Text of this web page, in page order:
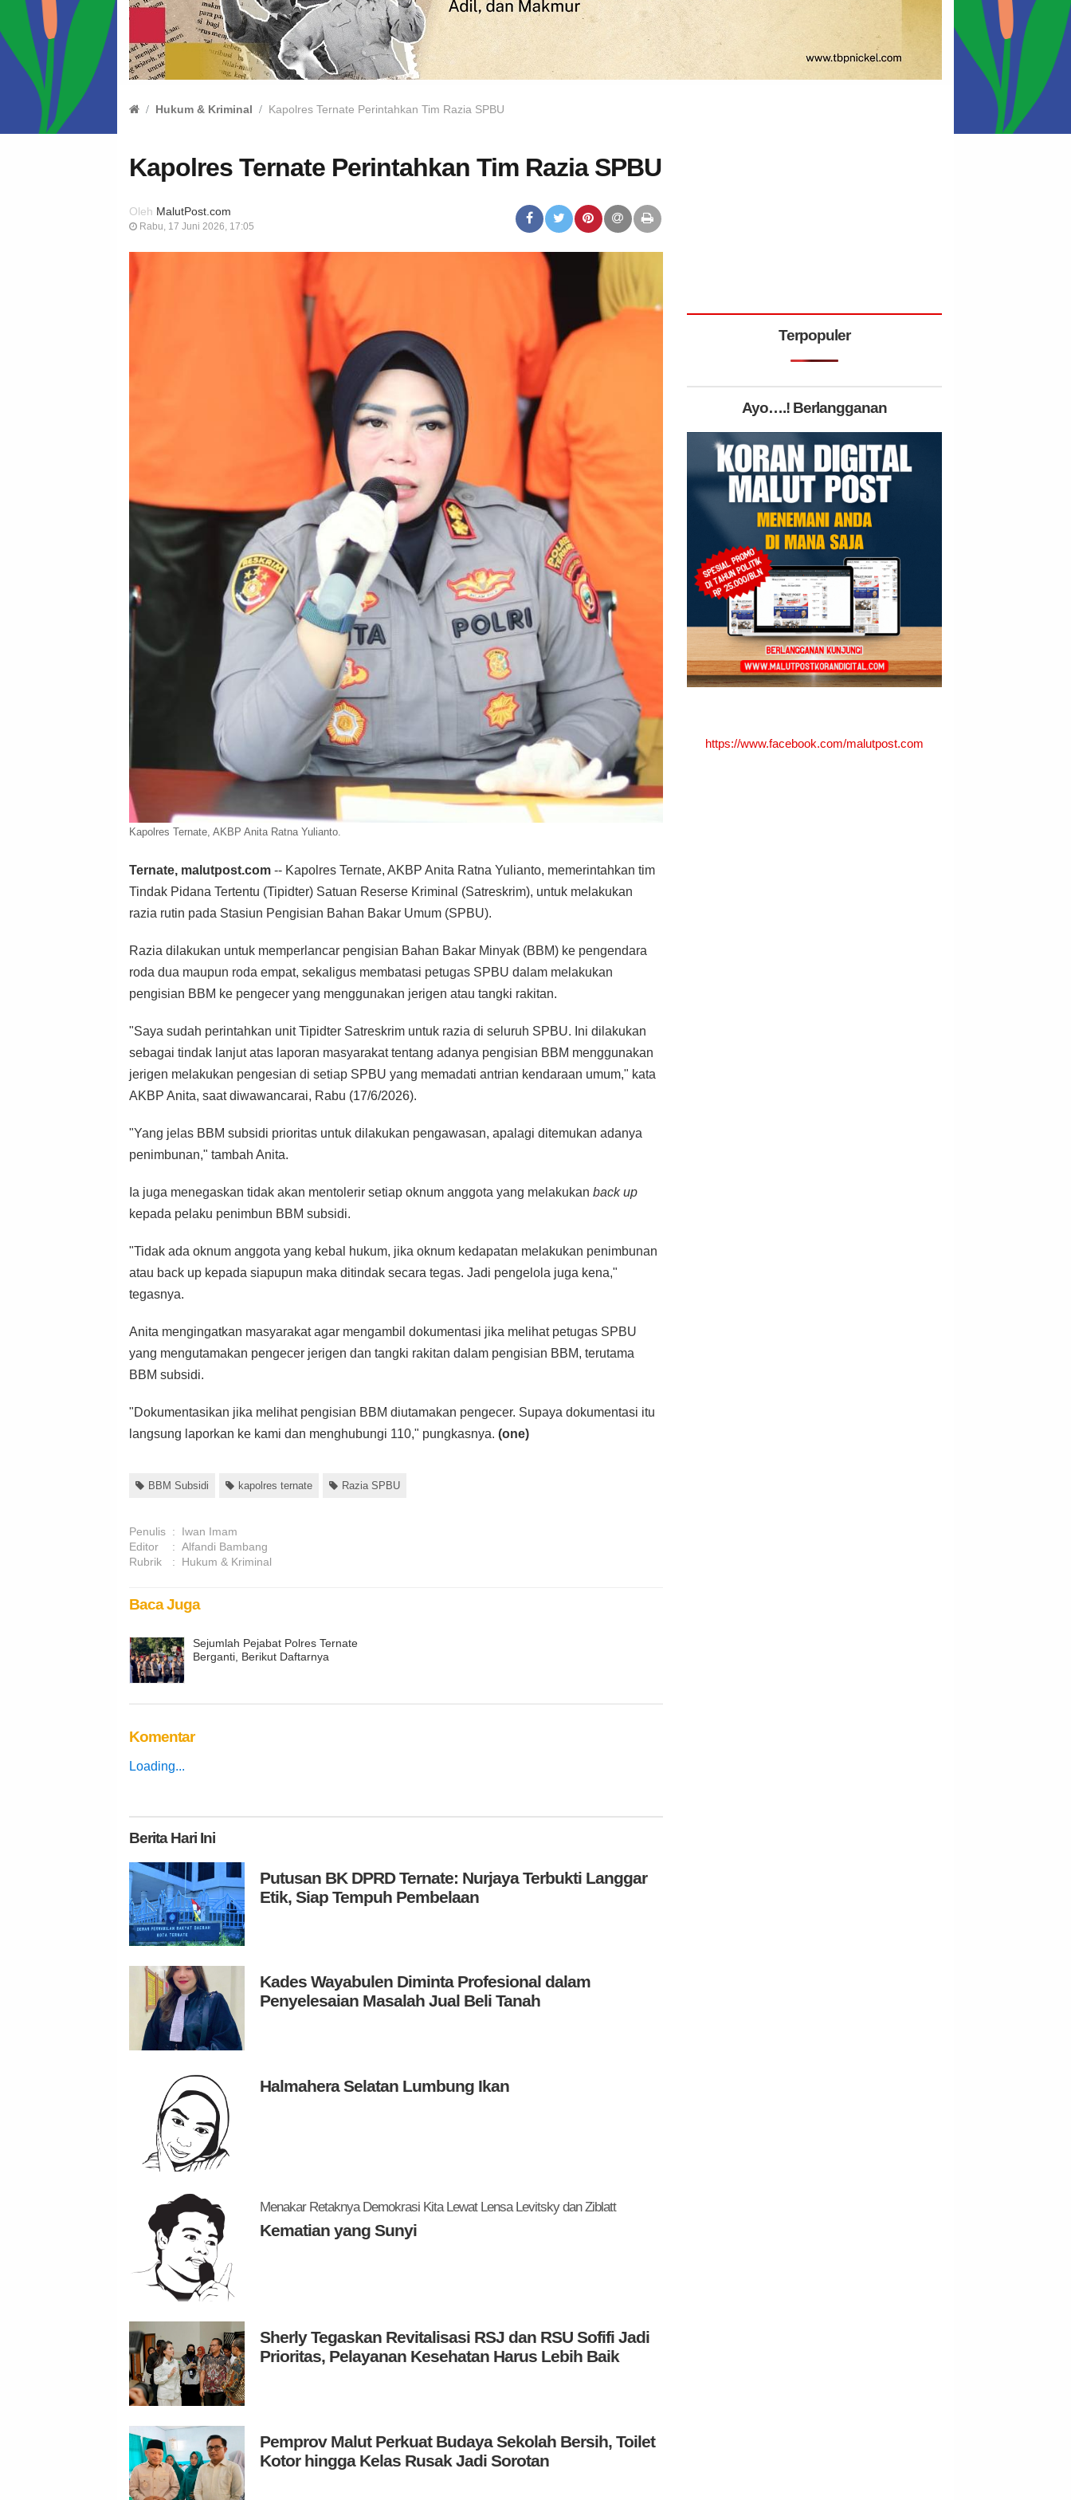
Hukum & Kriminal Kapolres Ternate Perintahkan Tim Razia SPBU
Kapolres Ternate Perintahkan Tim Razia SPBU
Oleh MalutPost.com
Rabu, 17 Juni 2026, 17:05
Kapolres Ternate, AKBP Anita Ratna Yulianto.
Ternate, malutpost.com -- Kapolres Ternate, AKBP Anita Ratna Yulianto, memerintahkan tim
Tindak Pidana Tertentu (Tipidter) Satuan Reserse Kriminal (Satreskrim), untuk melakukan
razia rutin pada Stasiun Pengisian Bahan Bakar Umum (SPBU).
Razia dilakukan untuk memperlancar pengisian Bahan Bakar Minyak (BBM) ke pengendara
roda dua maupun roda empat, sekaligus membatasi petugas SPBU dalam melakukan
pengisian BBM ke pengecer yang menggunakan jerigen atau tangki rakitan.
"Saya sudah perintahkan unit Tipidter Satreskrim untuk razia di seluruh SPBU. Ini dilakukan
sebagai tindak lanjut atas laporan masyarakat tentang adanya pengisian BBM menggunakan
jerigen melakukan pengesian di setiap SPBU yang memadati antrian kendaraan umum," kata
AKBP Anita, saat diwawancarai, Rabu (17/6/2026).
"Yang jelas BBM subsidi prioritas untuk dilakukan pengawasan, apalagi ditemukan adanya
penimbunan," tambah Anita.
Ia juga menegaskan tidak akan mentolerir setiap oknum anggota yang melakukan back up
kepada pelaku penimbun BBM subsidi.
"Tidak ada oknum anggota yang kebal hukum, jika oknum kedapatan melakukan penimbunan
atau back up kepada siapupun maka ditindak secara tegas. Jadi pengelola juga kena,"
tegasnya.
Anita mengingatkan masyarakat agar mengambil dokumentasi jika melihat petugas SPBU
yang mengutamakan pengecer jerigen dan tangki rakitan dalam pengisian BBM, terutama
BBM subsidi.
"Dokumentasikan jika melihat pengisian BBM diutamakan pengecer. Supaya dokumentasi itu
langsung laporkan ke kami dan menghubungi 110," pungkasnya. (one)
BBM Subsidi kapolres ternate Razia SPBU
Penulis :
Iwan Imam
Editor
: Alfandi Bambang
Rubrik
: Hukum & Kriminal
Baca Juga
Sejumlah Pejabat Polres Ternate
Berganti, Berikut Daftarnya
Komentar
Loading...
BeritaHari Ini
Putusan BK DPRD Ternate: Nurjaya Terbukti Langgar
Etik, Siap Tempuh Pembelaan
Kades Wayabulen Diminta Profesional dalam
Penyelesaian Masalah Jual Beli Tanah
Halmahera Selatan Lumbung Ikan
Menakar Retaknya Demokrasi Kita Lewat Lensa Levitsky dan Ziblatt
Kematian yang Sunyi
Sherly Tegaskan Revitalisasi RSJ dan RSU Sofifi Jadi
Prioritas, Pelayanan Kesehatan Harus Lebih Baik
Pemprov Malut Perkuat Budaya Sekolah Bersih, Toilet
Kotor hingga Kelas Rusak Jadi Sorotan
Terpopuler
Ayo….! Berlangganan
https://www.facebook.com/malutpost.com